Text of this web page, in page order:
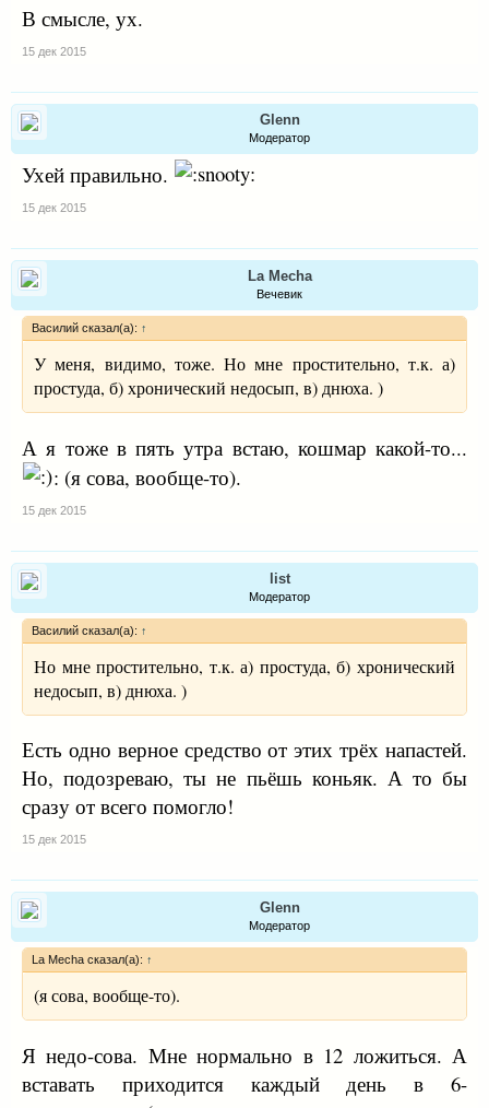
В смысле, ух.
15 дек 2015
Glenn
Модератор
Ухей правильно.
15 дек 2015
La Mecha
Вечевик
Василий сказал(а): ↑
У меня, видимо, тоже. Но мне простительно, т.к. а)
простуда, б) хронический недосып, в) днюха. )
А я тоже в пять утра встаю, кошмар какой-то...
: (я сова, вообще-то).
15 дек 2015
list
Модератор
Василий сказал(а): ↑
Но мне простительно, т.к. а) простуда, б) хронический
недосып, в) днюха. )
Есть одно верное средство от этих трёх напастей.
Но, подозреваю, ты не пьёшь коньяк. А то бы
сразу от всего помогло!
15 дек 2015
Glenn
Модератор
La Mecha сказал(а): ↑
(я сова, вообще-то).
Я недо-сова. Мне нормально в 12 ложиться. А
вставать приходится каждый день в 6-